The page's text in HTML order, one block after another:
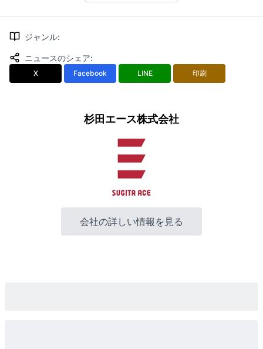
ジャンル:
ニュースのシェア:
X Facebook LINE 印刷
杉田エース株式会社
会社の詳しい情報を見る